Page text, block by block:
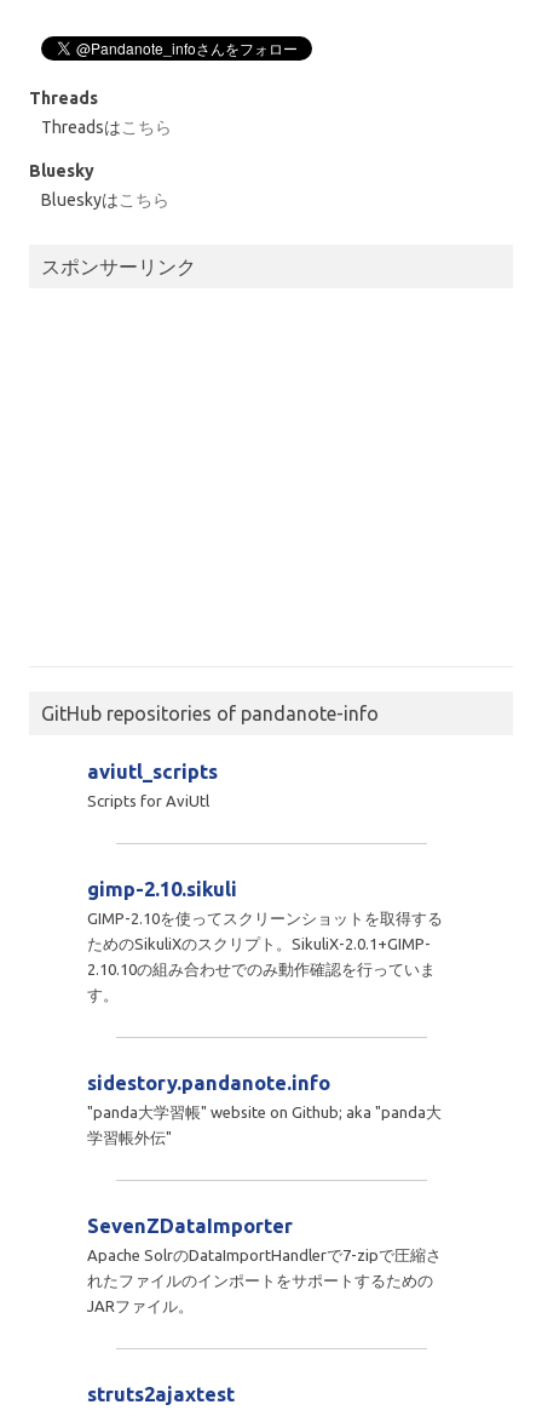
Threads
Threadsはこちら
Bluesky
Blueskyはこちら
スポンサーリンク
GitHub repositories of pandanote-info
aviutl_scripts
Scripts for AviUtl
gimp-2.10.sikuli
GIMP-2.10を使ってスクリーンショットを取得する
ためのSikuliXのスクリプト。SikuliX-2.0.1+GIMP-
2.10.10の組み合わせでのみ動作確認を行っていま
す。
sidestory.pandanote.info
"panda大学習帳" website on Github; aka "panda大
学習帳外伝"
SevenZDataImporter
Apache SolrのDataImportHandlerで7-zipで圧縮さ
れたファイルのインポートをサポートするための
JARファイル。
struts2ajaxtest